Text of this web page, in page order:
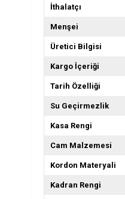
İthalatçı
Menşei
Üretici Bilgisi
Kargo İçeriği
Tarih Özelliği
Su Geçirmezlik
Kasa Rengi
Cam Malzemesi
Kordon Materyali
Kadran Rengi